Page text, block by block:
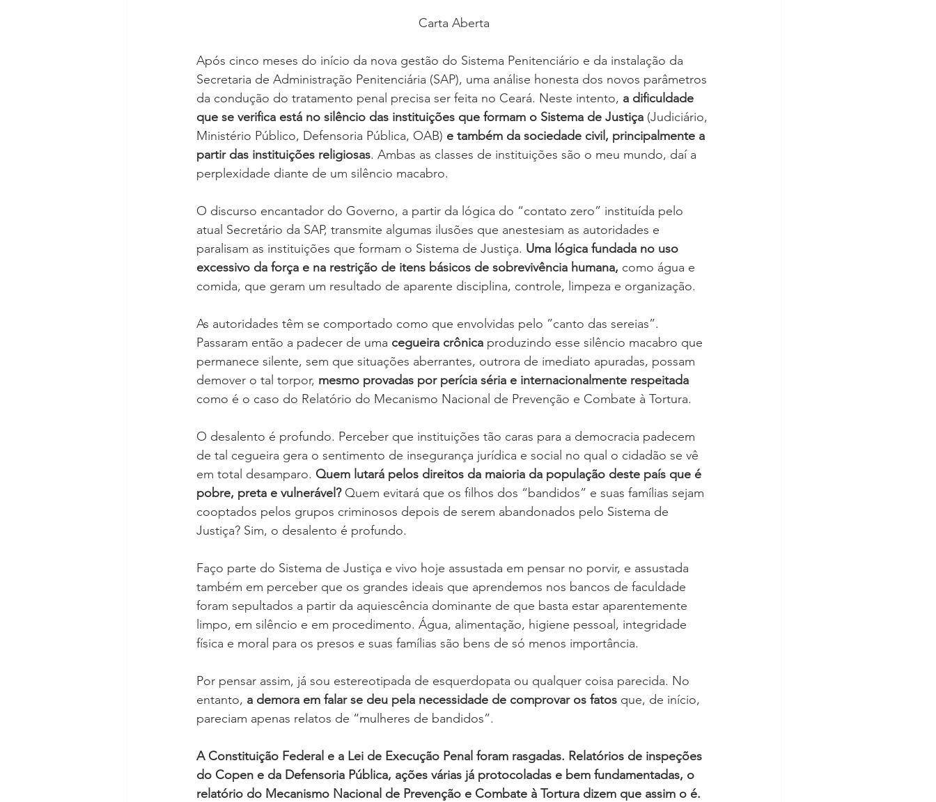
Carta Aberta
Após cinco meses do início da nova gestão do Sistema Penitenciário e da instalação da
Secretaria de Administração Penitenciária (SAP), uma análise honesta dos novos parâmetros
da condução do tratamento penal precisa ser feita no Ceará. Neste intento, a dificuldade
que se verifica está no silêncio das instituições que formam o Sistema de Justiça (Judiciário,
Ministério Público, Defensoria Pública, OAB) e também da sociedade civil, principalmente a
partir das instituições religiosas. Ambas as classes de instituições são o meu mundo, daí a
perplexidade diante de um silêncio macabro.
O discurso encantador do Governo, a partir da lógica do “contato zero” instituída pelo
atual Secretário da SAP, transmite algumas ilusões que anestesiam as autoridades e
paralisam as instituições que formam o Sistema de Justiça. Uma lógica fundada no uso
excessivo da força e na restrição de itens básicos de sobrevivência humana, como água e
comida, que geram um resultado de aparente disciplina, controle, limpeza e organização.
As autoridades têm se comportado como que envolvidas pelo ”canto das sereias”.
Passaram então a padecer de uma cegueira crônica produzindo esse silêncio macabro que
permanece silente, sem que situações aberrantes, outrora de imediato apuradas, possam
demover o tal torpor, mesmo provadas por perícia séria e internacionalmente respeitada
como é o caso do Relatório do Mecanismo Nacional de Prevenção e Combate à Tortura.
O desalento é profundo. Perceber que instituições tão caras para a democracia padecem
de tal cegueira gera o sentimento de insegurança jurídica e social no qual o cidadão se vê
em total desamparo. Quem lutará pelos direitos da maioria da população deste país que é
pobre, preta e vulnerável? Quem evitará que os filhos dos “bandidos” e suas famílias sejam
cooptados pelos grupos criminosos depois de serem abandonados pelo Sistema de
Justiça? Sim, o desalento é profundo.
Faço parte do Sistema de Justiça e vivo hoje assustada em pensar no porvir, e assustada
também em perceber que os grandes ideais que aprendemos nos bancos de faculdade
foram sepultados a partir da aquiescência dominante de que basta estar aparentemente
limpo, em silêncio e em procedimento. Água, alimentação, higiene pessoal, integridade
física e moral para os presos e suas famílias são bens de só menos importância.
Por pensar assim, já sou estereotipada de esquerdopata ou qualquer coisa parecida. No
entanto, a demora em falar se deu pela necessidade de comprovar os fatos que, de início,
pareciam apenas relatos de “mulheres de bandidos”.
A Constituição Federal e a Lei de Execução Penal foram rasgadas. Relatórios de inspeções
do Copen e da Defensoria Pública, ações várias já protocoladas e bem fundamentadas, o
relatório do Mecanismo Nacional de Prevenção e Combate à Tortura dizem que assim o é.